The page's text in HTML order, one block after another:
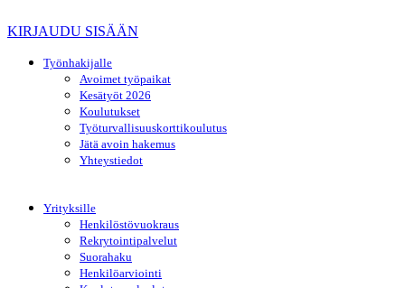
KIRJAUDU SISÄÄN
Työnhakijalle
Avoimet työpaikat
Kesätyöt 2026
Koulutukset
Työturvallisuuskorttikoulutus
Jätä avoin hakemus
Yhteystiedot
Yrityksille
Henkilöstövuokraus
Rekrytointipalvelut
Suorahaku
Henkilöarviointi